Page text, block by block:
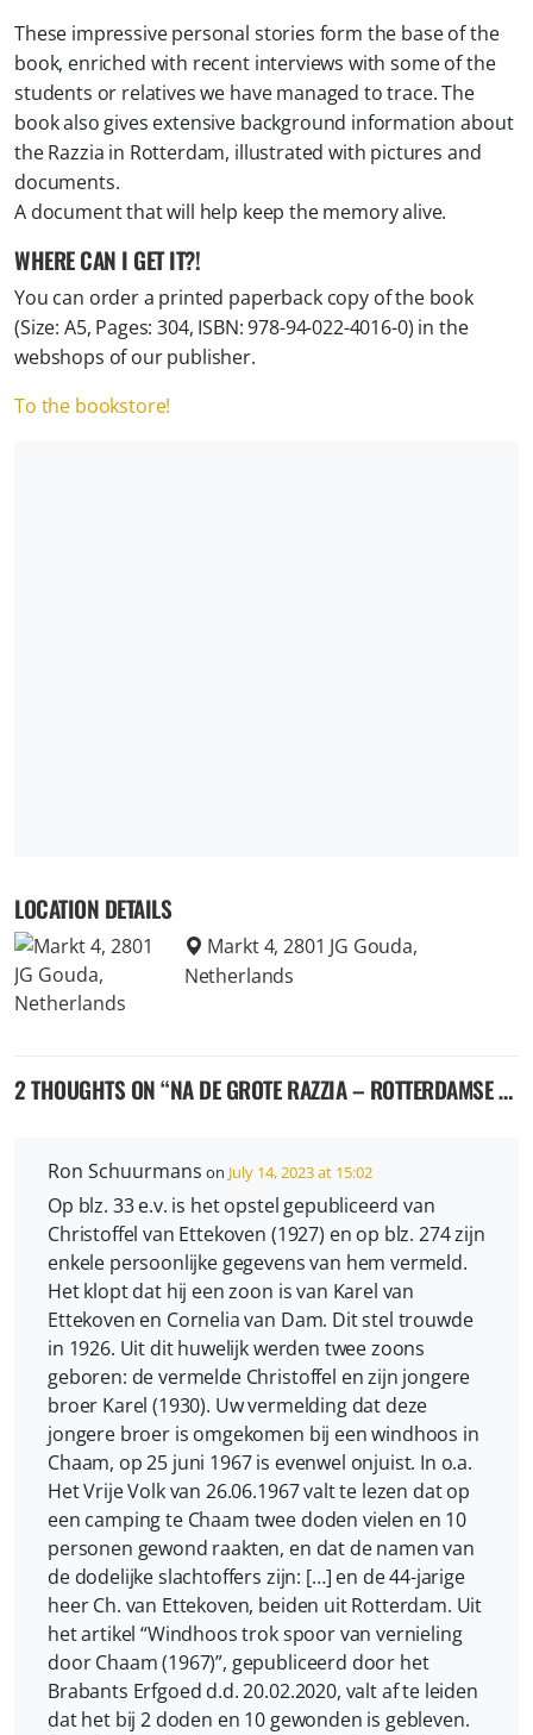
These impressive personal stories form the base of the
book, enriched with recent interviews with some of the
students or relatives we have managed to trace. The
book also gives extensive background information about
the Razzia in Rotterdam, illustrated with pictures and
documents.
A document that will help keep the memory alive.
WHERE CAN I GET IT?!
You can order a printed paperback copy of the book
(Size: A5, Pages: 304, ISBN: 978-94-022-4016-0) in the
webshops of our publisher.
To the bookstore!
LOCATION DETAILS
Markt 4, 2801 JG Gouda,
Netherlands
2 THOUGHTS ON “NA DE GROTE RAZZIA – ROTTERDAMSE SCHOLIEREN VOOR DWANGARBEID IN DUITSLAND 1944-1945
Ron Schuurmans on July 14, 2023 at 15:02
Op blz. 33 e.v. is het opstel gepubliceerd van
Christoffel van Ettekoven (1927) en op blz. 274 zijn
enkele persoonlijke gegevens van hem vermeld.
Het klopt dat hij een zoon is van Karel van
Ettekoven en Cornelia van Dam. Dit stel trouwde
in 1926. Uit dit huwelijk werden twee zoons
geboren: de vermelde Christoffel en zijn jongere
broer Karel (1930). Uw vermelding dat deze
jongere broer is omgekomen bij een windhoos in
Chaam, op 25 juni 1967 is evenwel onjuist. In o.a.
Het Vrije Volk van 26.06.1967 valt te lezen dat op
een camping te Chaam twee doden vielen en 10
personen gewond raakten, en dat de namen van
de dodelijke slachtoffers zijn: […] en de 44-jarige
heer Ch. van Ettekoven, beiden uit Rotterdam. Uit
het artikel “Windhoos trok spoor van vernieling
door Chaam (1967)”, gepubliceerd door het
Brabants Erfgoed d.d. 20.02.2020, valt af te leiden
dat het bij 2 doden en 10 gewonden is gebleven.